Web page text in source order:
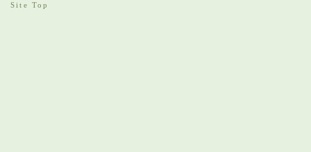
Site Top